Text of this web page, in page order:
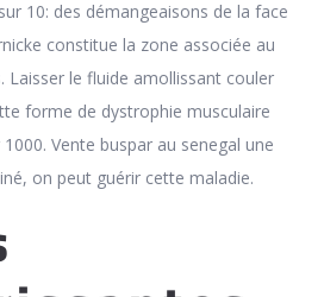
10: des démangeaisons de la face
constitue la zone associée au
Laisser le fluide amollissant couler
forme de dystrophie musculaire
Vente buspar au senegal une
on peut guérir cette maladie.